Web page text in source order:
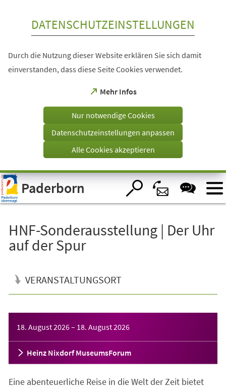
Visuelle
Assistenzsoftware
öffnen.
DATENSCHUTZEINSTELLUNGEN
Durch die Nutzung dieser Website erklären Sie sich damit
einverstanden, dass diese Seite Cookies verwendet.
Mehr Infos
(Öffnet
einem
Tab)
Nur notwendige Cookies
Datenschutzeinstellungen anpassen
Alle Cookies akzeptieren
Paderborn
HNF-Sonderausstellung | Der Uhr
auf der Spur
VERANSTALTUNGSORT
18. August 2026– 18. August 2026
Heinz Nixdorf MuseumsForum
Eine abenteuerliche Reise in die Welt der Zeit bietet